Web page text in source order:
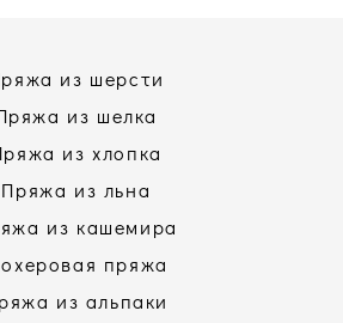
из шерсти
из шелка
из хлопка
Пряжа из льна
из кашемира
пряжа
из альпаки